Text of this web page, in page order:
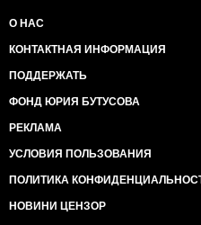
О НАС
КОНТАКТНАЯ ИНФОРМАЦИЯ
ПОДДЕРЖАТЬ
ФОНД ЮРИЯ БУТУСОВА
РЕКЛАМА
УСЛОВИЯ ПОЛЬЗОВАНИЯ
ПОЛИТИКА
НОВИНИ ЦЕНЗОР